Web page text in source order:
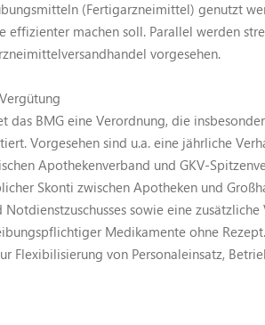
(Fertigarzneimittel) genutzt
effizienter machen soll. Parallel werden
vorgesehen.
das BMG eine Verordnung, die
Vorgesehen sind u.a. eine jährliche
Apothekenverband und GKV-
Skonti zwischen Apotheken und
sowie eine
Medikamente ohne
Flexibilisierung von Personaleinsatz,